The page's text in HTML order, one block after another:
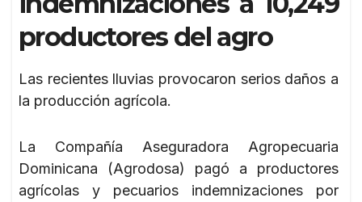
productores del agro
Las recientes lluvias provocaron serios daños a
la producción agrícola.
La Compañía Aseguradora Agropecuaria
Dominicana (Agrodosa) pagó a productores
agrícolas y pecuarios indemnizaciones por